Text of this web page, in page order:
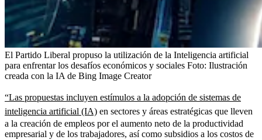
El Partido Liberal propuso la utilización de la Inteligencia artificial
para enfrentar los desafíos económicos y sociales Foto: Ilustración
creada con la IA de Bing Image Creator
“Las propuestas incluyen estímulos a la adopción de sistemas de
inteligencia artificial (IA) en sectores y áreas estratégicas que lleven
a la creación de empleos por el aumento neto de la productividad
empresarial y de los trabajadores, así como subsidios a los costos de